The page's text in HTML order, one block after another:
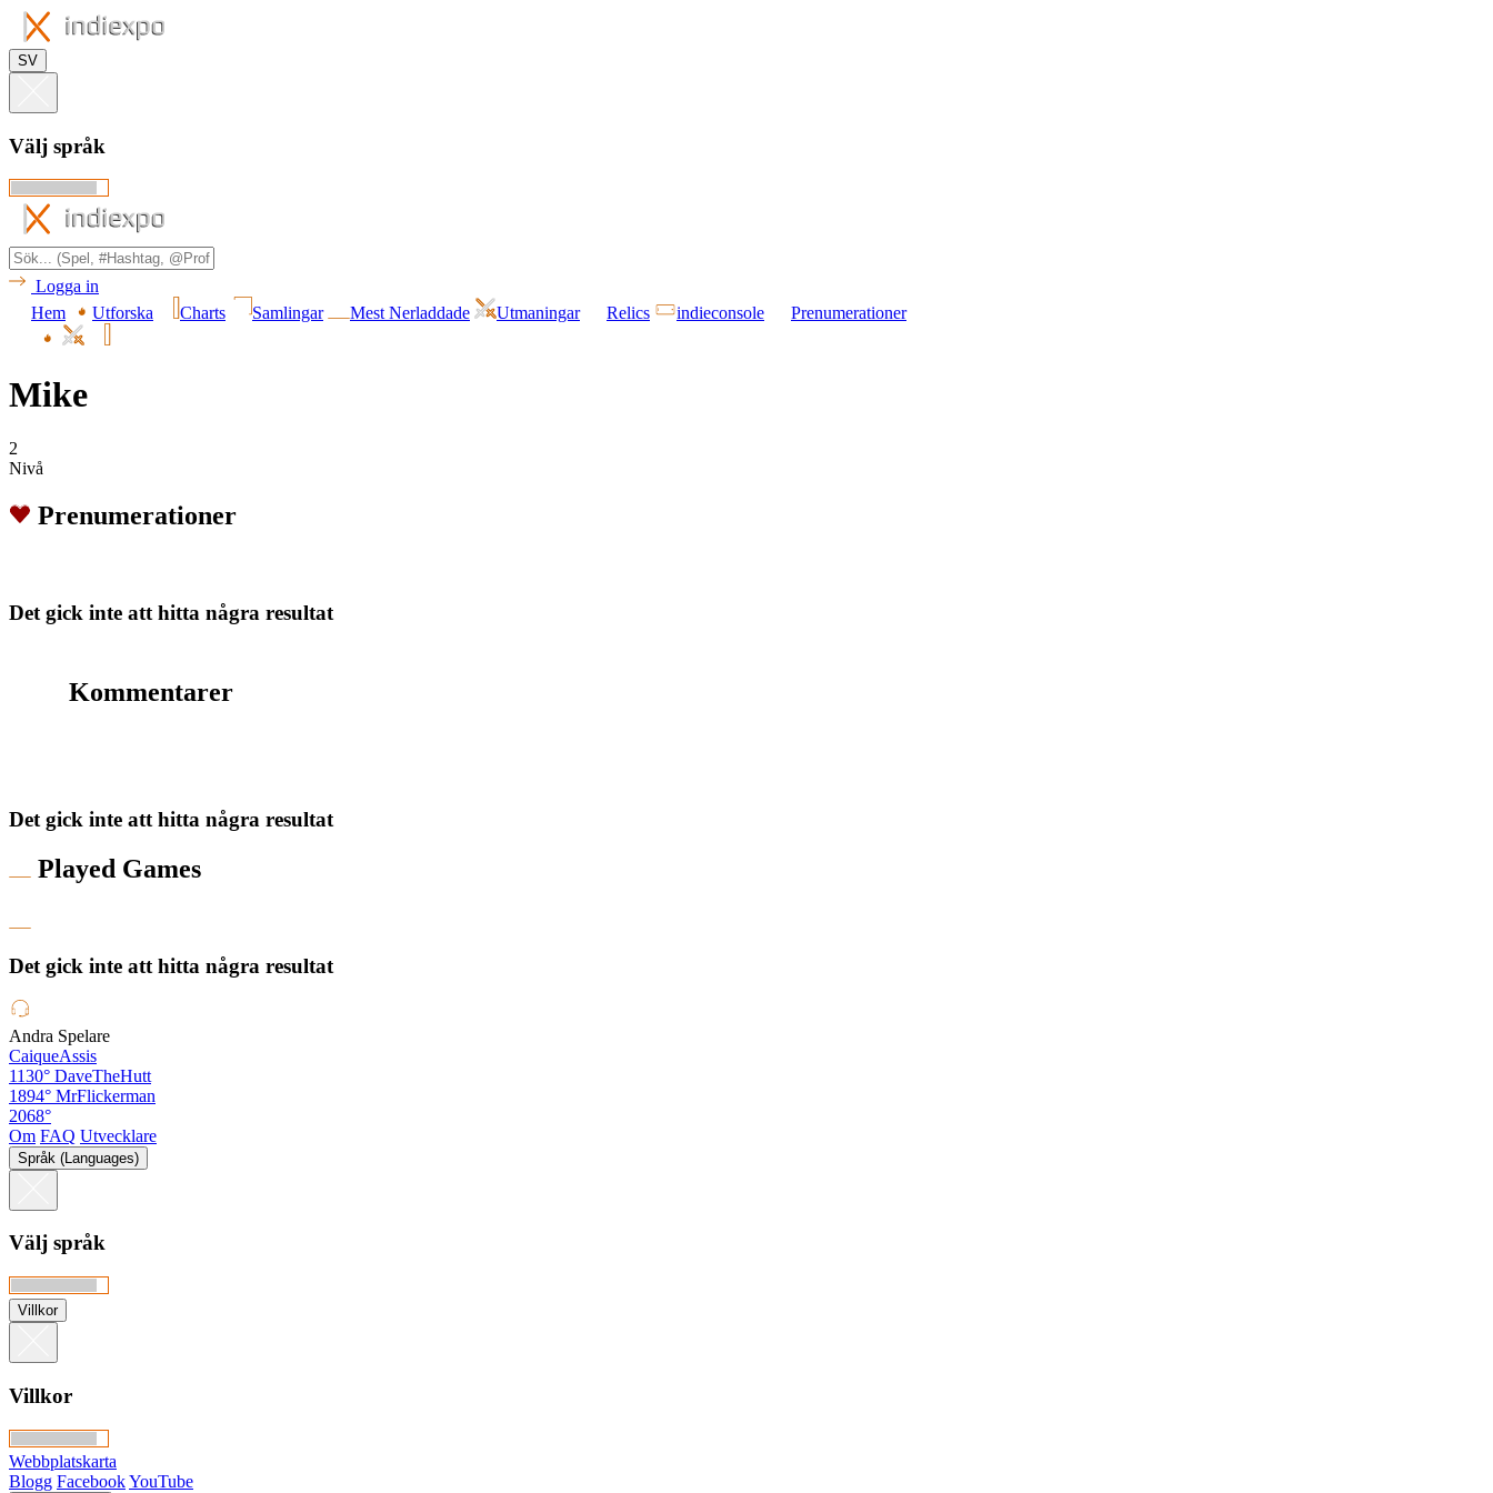
SV
Välj språk
Logga in
Hem
Utforska Charts Samlingar Mest Nerladdade Utmaningar Relics indieconsole Prenumerationer
Mike
2
Nivå
Prenumerationer
Det gick inte att hitta några resultat
Kommentarer
Det gick inte att hitta några resultat
Played Games
Det gick inte att hitta några resultat
Andra Spelare
CaiqueAssis
1130° DaveTheHutt
1894° MrFlickerman
2068°
Om FAQ Utvecklare
Språk (Languages)
Välj språk
Villkor
Villkor
Webbplatskarta
Blogg FacebookYouTube